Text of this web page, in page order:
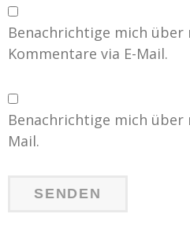
Benachrichtige mich über
Kommentare via E-Mail.
Benachrichtige mich über
Mail.